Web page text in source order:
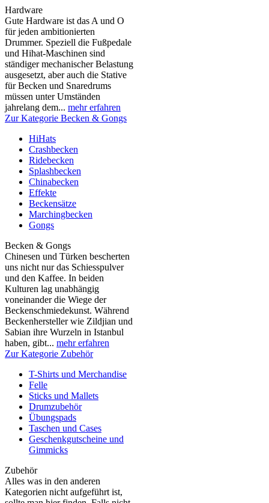
Hardware
Gute Hardware ist das A und O
für jeden ambitionierten
Drummer. Speziell die Fußpedale
und Hihat-Maschinen sind
ständiger mechanischer Belastung
ausgesetzt, aber auch die Stative
für Becken und Snaredrums
müssen unter Umständen
jahrelang dem... mehr erfahren
Zur Kategorie Becken & Gongs
HiHats
Crashbecken
Ridebecken
Splashbecken
Chinabecken
Effekte
Beckensätze
Marchingbecken
Gongs
Becken & Gongs
Chinesen und Türken bescherten
uns nicht nur das Schiesspulver
und den Kaffee. In beiden
Kulturen lag unabhängig
voneinander die Wiege der
Beckenschmiedekunst. Während
Beckenhersteller wie Zildjian und
Sabian ihre Wurzeln in Istanbul
haben, gibt... mehr erfahren
Zur Kategorie Zubehör
T-Shirts und Merchandise
Felle
Sticks und Mallets
Drumzubehör
Übungspads
Taschen und Cases
Geschenkgutscheine und
Gimmicks
Zubehör
Alles was in den anderen
Kategorien nicht aufgeführt ist,